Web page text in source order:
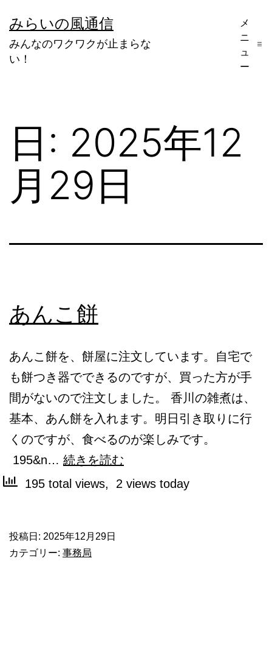
ン
テ
みらいの風通信
みんなのワクワクが止まらな
い！
メ
ニ
ュ
ー
日: 2025年12
月29日
あんこ餅
あんこ餅を、餅屋に注文しています。自宅で
も餅つき器でできるのですが、買った方が手
間がないので注文しました。 香川の雑煮は、
基本、あん餅を入れます。明日引き取りに行
くのですが、食べるのが楽しみです。
195&n… 続きを読む
ん
195 total views, 2 views today
投稿日: 2025年12月29日
カテゴリー: 事務局